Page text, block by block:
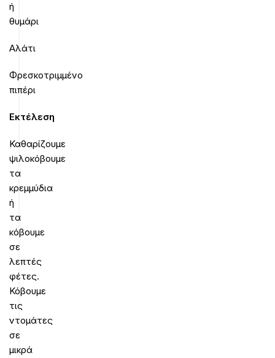
ή
θυμάρι
Αλάτι
Φρεσκοτριμμένο
πιπέρι
Εκτέλεση
Καθαρίζουμε
ψιλοκόβουμε
τα
κρεμμύδια
ή
τα
κόβουμε
σε
λεπτές
φέτες.
Κόβουμε
τις
ντομάτες
σε
μικρά